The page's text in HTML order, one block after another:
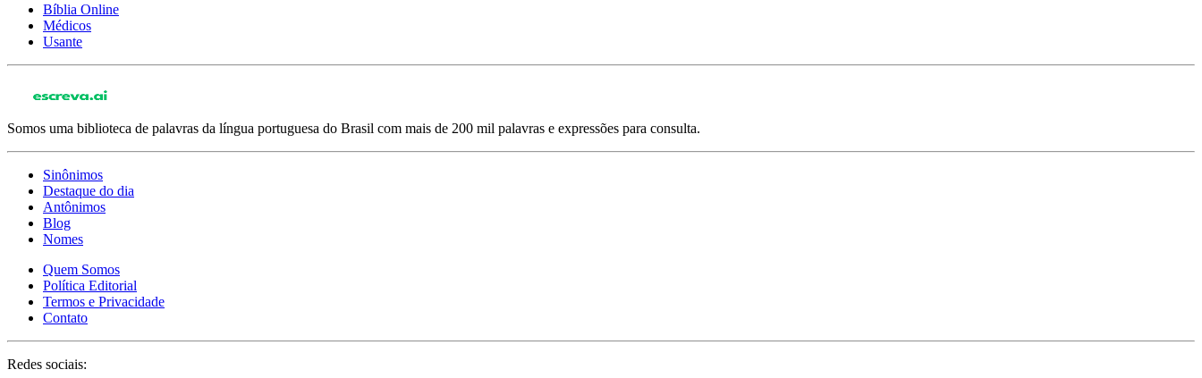
Bíblia Online
Médicos
Usante
Somos uma biblioteca de palavras da língua portuguesa do Brasil com mais de 200 mil palavras e expressões para consulta.
Sinônimos
Destaque do dia
Antônimos
Blog
Nomes
Quem Somos
Política Editorial
Termos e Privacidade
Contato
Redes sociais: